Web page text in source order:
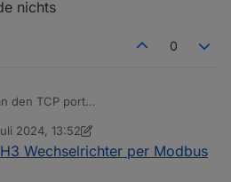
Modbus Adressen gibts hier als
Gateway fehl. Im Screenshot
RTU Seite. Insofern solltest Du die
nichts
0
den TCP port
ich finde nichts
2024, 13:52
Dieter_P
Wechselrichter per Modbus